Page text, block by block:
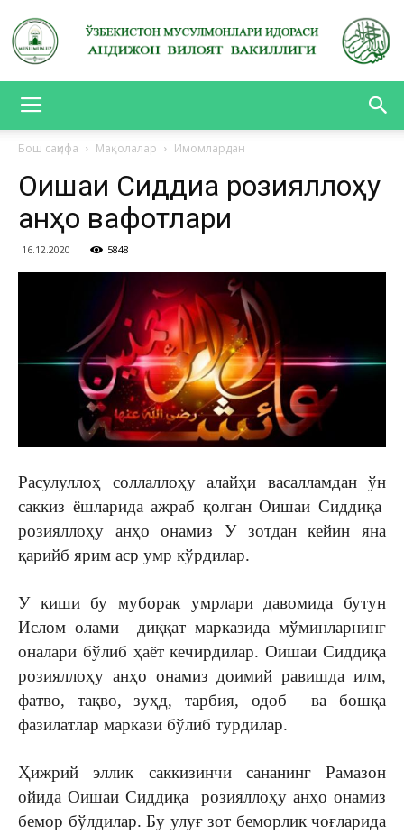
ВИЛОЯТ
ВАКИЛЛИГИ
Бош саҳифа Мақолалар Имомлардан
Оишаи Сиддиқа розияллоҳу
анҳо вафотлари
16.12.2020 5848
Расулуллоҳ соллаллоҳу алайҳи васалламдан ўн
саккиз ёшларида ажраб қолган Оишаи Сиддиқа
розияллоҳу анҳо онамиз У зотдан кейин яна
қарийб ярим аср умр кўрдилар.
У киши бу муборак умрлари давомида бутун
Ислом олами диққат марказида мўминларнинг
оналари бўлиб ҳаёт кечирдилар. Оишаи Сиддиқа
розияллоҳу анҳо онамиз доимий равишда илм,
фатво, тақво, зуҳд, тарбия, одоб ва бошқа
фазилатлар маркази бўлиб турдилар.
Ҳижрий эллик саккизинчи сананинг Рамазон
ойида Оишаи Сиддиқа розияллоҳу анҳо онамиз
бемор бўлдилар. Бу улуғ зот беморлик чоғларида